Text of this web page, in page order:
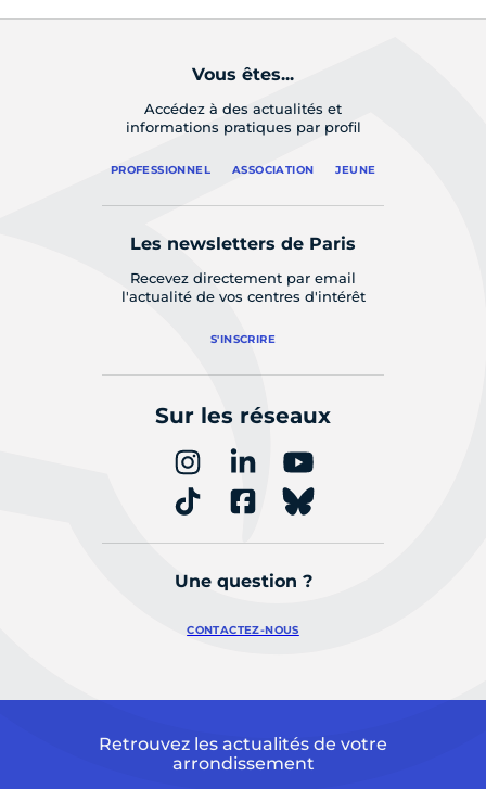
Vous êtes...
Accédez à des actualités et
informations pratiques par profil
PROFESSIONNEL ASSOCIATION JEUNE
Les newsletters de Paris
Recevez directement par email
l'actualité de vos centres d'intérêt
S'INSCRIRE
Sur les réseaux
Une question ?
CONTACTEZ-NOUS
Retrouvez les actualités de votre
arrondissement